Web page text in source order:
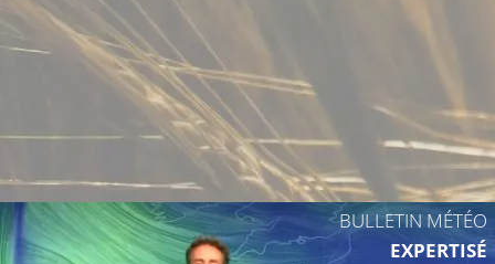
BULLETIN MÉTÉO
EXPERTISÉ